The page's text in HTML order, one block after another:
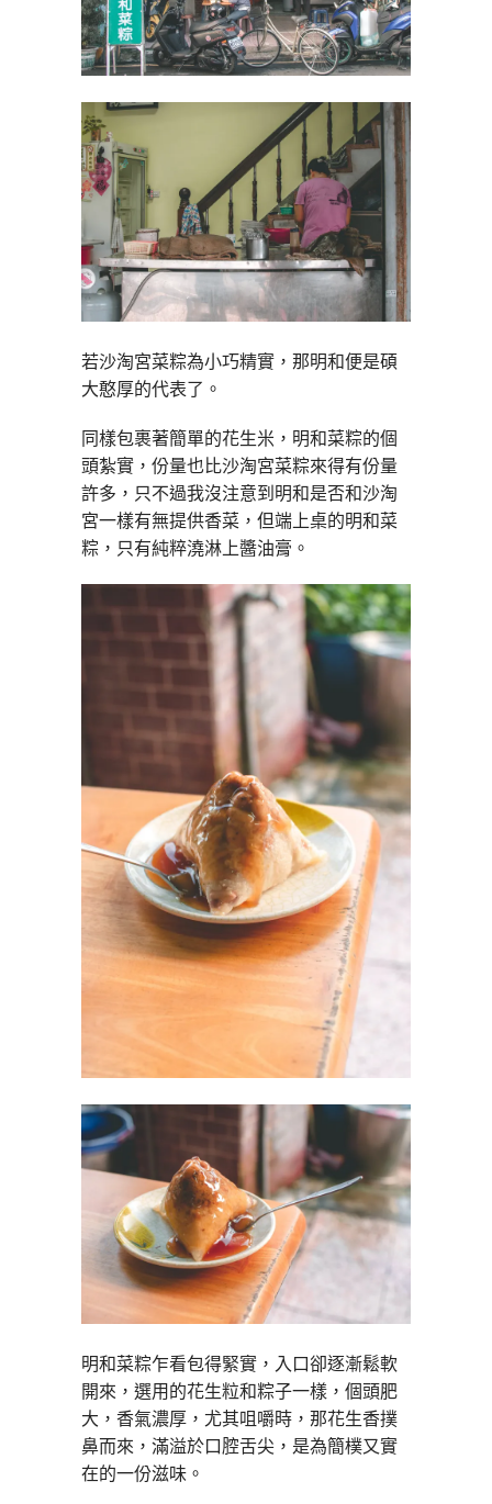
若沙淘宮菜粽為小巧精實，那明和便是碩
大憨厚的代表了。
同樣包裹著簡單的花生米，明和菜粽的個
頭紮實，份量也比沙淘宮菜粽來得有份量
許多，只不過我沒注意到明和是否和沙淘
宮一樣有無提供香菜，但端上桌的明和菜
粽，只有純粹澆淋上醬油膏。
明和菜粽乍看包得緊實，入口卻逐漸鬆軟
開來，選用的花生粒和粽子一樣，個頭肥
大，香氣濃厚，尤其咀嚼時，那花生香撲
鼻而來，滿溢於口腔舌尖，是為簡樸又實
在的一份滋味。